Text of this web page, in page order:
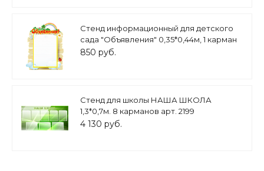
Стенд информационный для детского
сада "Объявления" 0,35*0,44м, 1 карман
А4, арт. ДС1115
850 руб.
Стенд для школы НАША ШКОЛА
1,3*0,7м. 8 карманов арт. 2199
4 130 руб.